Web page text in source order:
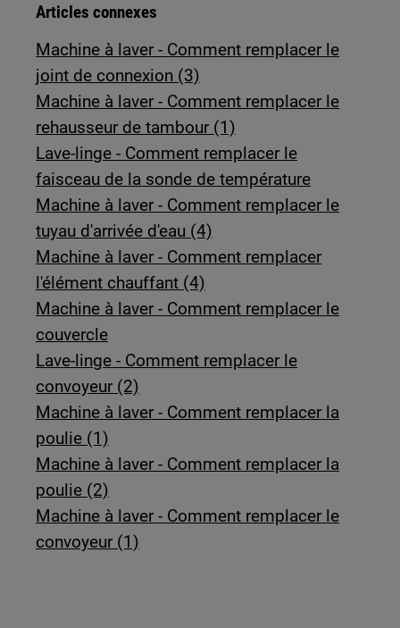
Articles connexes
Machine à laver - Comment remplacer le
joint de connexion (3)
Machine à laver - Comment remplacer le
rehausseur de tambour (1)
Lave-linge - Comment remplacer le
faisceau de la sonde de température
Machine à laver - Comment remplacer le
tuyau d'arrivée d'eau (4)
Machine à laver - Comment remplacer
l'élément chauffant (4)
Machine à laver - Comment remplacer le
couvercle
Lave-linge - Comment remplacer le
convoyeur (2)
Machine à laver - Comment remplacer la
poulie (1)
Machine à laver - Comment remplacer la
poulie (2)
Machine à laver - Comment remplacer le
convoyeur (1)